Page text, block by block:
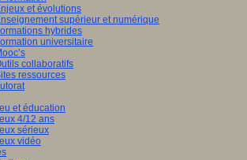
et évolutions
supérieur et numérique
hybrides
universitaire
collaboratifs
ressources
et éducation
4/12 ans
sérieux
vidéo